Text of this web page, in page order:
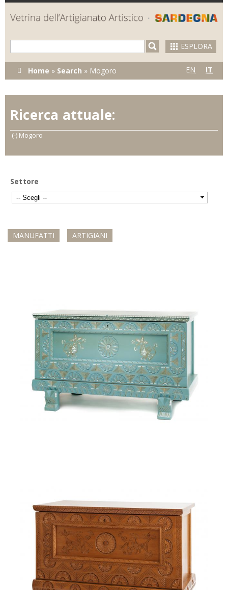
Skip to
main
content
ESPLORA
Tu sei qui
Home » Search » Mogoro EN IT
Ricerca attuale:
(-) Remove Mogoro filter
Mogoro
Settore
MANUFATTI ARTIGIANI